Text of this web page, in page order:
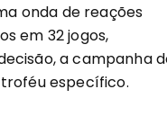
onda de reações
em 32 jogos,
a campanha
específico.